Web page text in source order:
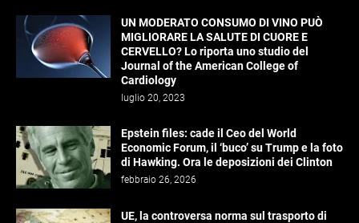
UN MODERATO CONSUMO DI VINO PUÒ
MIGLIORARE LA SALUTE DI CUORE E
CERVELLO? Lo riporta uno studio del
Journal of the American College of
Cardiology
luglio 20, 2023
Epstein files: cade il Ceo del World
Economic Forum, il ‘buco’ su Trump e la foto
di Hawking. Ora le deposizioni dei Clinton
febbraio 26, 2026
UE, la controversa norma sul trasporto di